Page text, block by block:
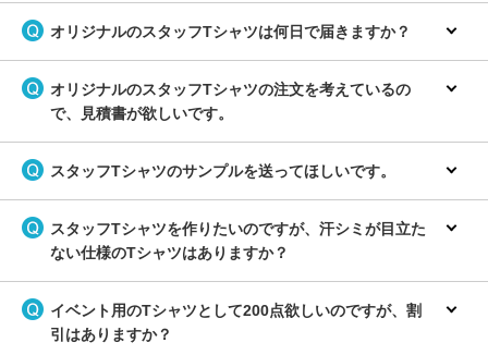
オリジナルのスタッフTシャツは何日で届きますか？
オリジナルのスタッフTシャツの注文を考えているの
で、見積書が欲しいです。
スタッフTシャツのサンプルを送ってほしいです。
スタッフTシャツを作りたいのですが、汗シミが目立た
ない仕様のTシャツはありますか？
イベント用のTシャツとして200点欲しいのですが、割
引はありますか？